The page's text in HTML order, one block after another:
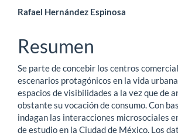
Contenido
principal
del
artículo
Rafael Hernández Espinosa
Resumen
Se parte de concebir los centros
escenarios protagónicos en la vida
espacios de visibilidades a la vez que de
obstante su vocación de consumo. Con
indagan las interacciones microsociales
de estudio en la Ciudad de México. Los